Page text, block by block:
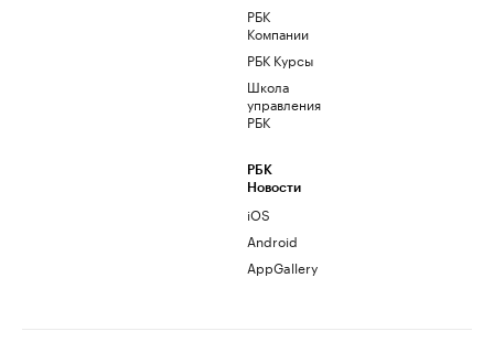
РБК
Компании
РБК Курсы
Школа
управления
РБК
РБК
Новости
iOS
Android
AppGallery